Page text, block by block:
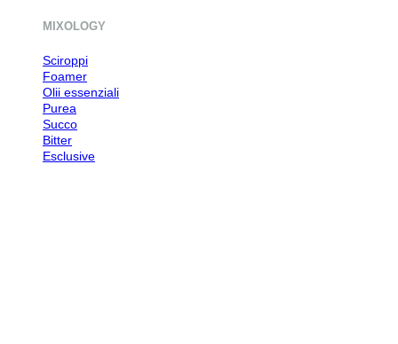
MIXOLOGY
Sciroppi
Foamer
Olii essenziali
Purea
Succo
Bitter
Esclusive